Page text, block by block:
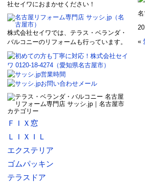
«
社セイワにおまかせください！
株式会社セイワでは、テラス・ベランダ・
バルコニーのリフォームも行っています。
ＦＩＸ窓
ＬＩＸＩＬ
エクステリア
ゴムパッキン
テラスドア